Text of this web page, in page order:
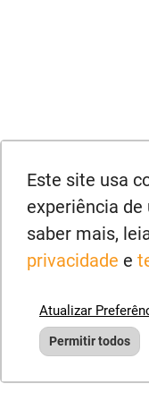
Este site usa
experiência
saber mais,
privacidade e
Atualizar
Permitir todos